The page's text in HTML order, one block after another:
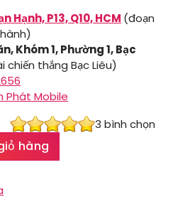
Hạnh, P13, Q10, HCM (đoạn
Khóm 1, Phường 1, Bạc
chiến thắng Bạc Liêu)
Phát Mobile
3 bình chọn
hàng